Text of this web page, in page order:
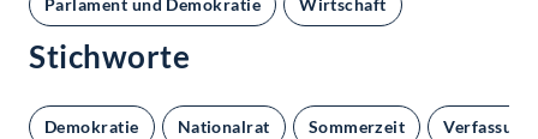
Parlament und Demokratie Wirtschaft
Stichworte
Demokratie Nationalrat Sommerzeit Verfassung